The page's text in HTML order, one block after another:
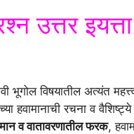
उत्तर
भूगोल विषयातील अत्यंत
हवामानाची रचना व
व वातावरणातील फरक,